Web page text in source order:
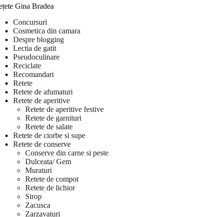
Gina Bradea
Concursuri
Cosmetica din camara
Despre blogging
Lectia de gatit
Pseudoculinare
Reciclate
Recomandari
Retete
Retete de afumaturi
Retete de aperitive
Retete de aperitive festive
Retete de garnituri
Retete de salate
Retete de ciorbe si supe
Retete de conserve
Conserve din carne si peste
Dulceata/ Gem
Muraturi
Retete de compot
Retete de lichior
Sirop
Zacusca
Zarzavaturi